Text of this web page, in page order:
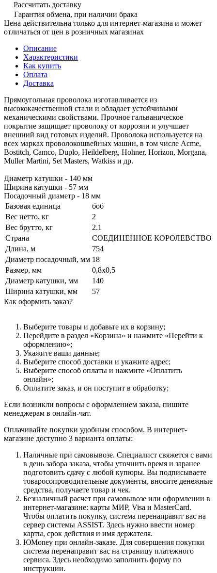
Рассчитать доставку
Гарантия обмена, при наличии брака
Цена действительна только для интернет-магазина и может
отличаться от цен в розничных магазинах
Описание
Характеристики
Как купить
Оплата
Доставка
Прямоугольная проволока изготавливается из
высококачественной стали и обладает устойчивыми
механическими свойствами. Прочное гальваническое
покрытие защищает проволоку от коррозии и улучшает
внешний вид готовых изделий. Проволока используется на
всех марках проволокошвейных машин, в том числе Acme,
Bostitch, Camco, Duplo, Heildelberg, Hohner, Horizon, Morgana,
Muller Martini, Set Masters, Watkiss и др.
Диаметр катушки - 140 мм
Ширина катушки - 57 мм
Посадочный диаметр - 18 мм
Базовая единица
боб
Вес нетто, кг
2
Вес брутто, кг
2.1
Страна
СОЕДИНЕННОЕ КОРОЛЕВСТВО
Длина, м
754
Диаметр посадочный, мм 18
Размер, мм
0,8х0,5
Диаметр катушки, мм
140
Ширина катушки, мм
57
Как оформить заказ?
Выберите товары и добавьте их в корзину;
Перейдите в раздел «Корзина» и нажмите «Перейти к
оформлению»;
Укажите ваши данные;
Выберите способ доставки и укажите адрес;
Выберите способ оплаты и нажмите «Оплатить
онлайн»;
Оплатите заказ, и он поступит в обработку;
Если возникли вопросы с оформлением заказа, пишите
менеджерам в онлайн-чат.
Оплачивайте покупки удобным способом. В интернет-
магазине доступно 3 варианта оплаты:
Наличные при самовывозе. Специалист свяжется с вами
в день забора заказа, чтобы уточнить время и заранее
подготовить сдачу с любой купюры. Вы подписываете
товаросопроводительные документы, вносите денежные
средства, получаете товар и чек.
Безналичный расчет при самовывозе или оформлении в
интернет-магазине: карты МИР, Visa и MasterCard.
Чтобы оплатить покупку, система перенаправит вас на
сервер системы ASSIST. Здесь нужно ввести номер
карты, срок действия и имя держателя.
ЮMoney при онлайн-заказе. Для совершения покупки
система перенаправит вас на страницу платежного
сервиса. Здесь необходимо заполнить форму по
инструкции.